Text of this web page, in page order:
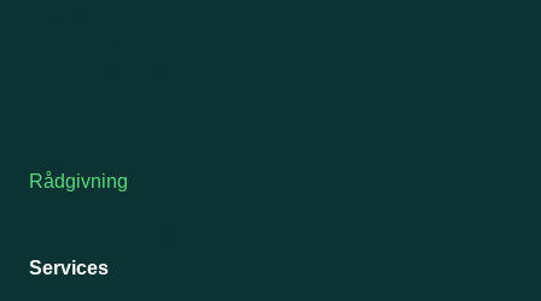
Rådgivning
Services